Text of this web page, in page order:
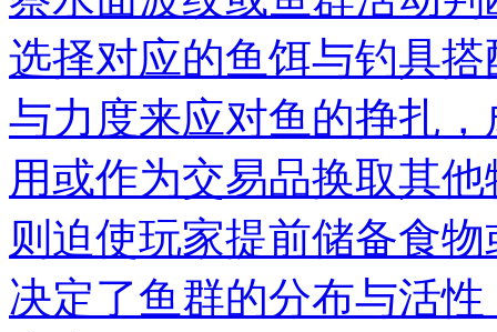
选择对应的鱼饵与钓具
与力度来应对鱼的挣扎
用或作为交易品换取其
则迫使玩家提前储备食
决定了鱼群的分布与活